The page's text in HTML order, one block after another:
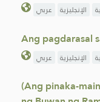
عربي الإنجليزية
Ang pagdarasal
عربي الإنجليزية
(Ang pinaka-